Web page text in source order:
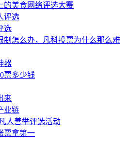
的美食网络评选大赛
评选
选
制怎么办，凡科投票为什么那么难
器
票多少钱
来
业链
人善举评选活动
票拿第一